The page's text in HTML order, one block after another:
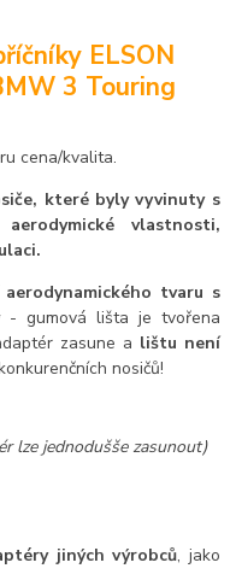
ELSON
3 Touring
cena/kvalita.
které byly vyvinuty s
vlastnosti,
tvaru s
- gumová lišta je tvořena
zasune a lištu není
nosičů!
lze jednodušše zasunout)
jiných výrobců, jako